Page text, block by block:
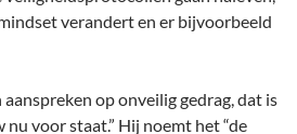
verandert en er bijvoorbeeld
op onveilig gedrag, dat is
nu voor staat.” Hij noemt het “de